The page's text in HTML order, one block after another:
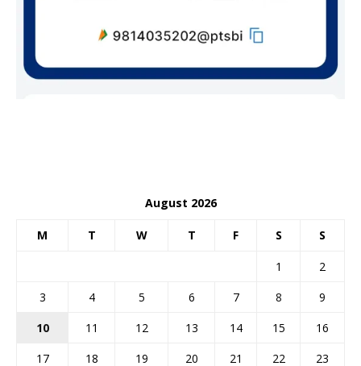
August 2026
M T W T F S S
1
2
3
4 5 6 7 8
9
10
11 12 13 14 15
16
17
18 19 20 21 22
23